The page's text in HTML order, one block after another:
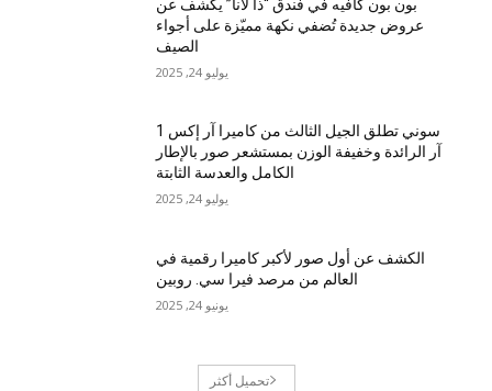
بون بون كافيه في فندق “ذا لانا” يكشف عن
عروض جديدة تُضفي نكهة مميّزة على أجواء
الصيف
يوليو 24, 2025
سوني تطلق الجيل الثالث من كاميرا آر إكس 1
آر الرائدة وخفيفة الوزن بمستشعر صور بالإطار
الكامل والعدسة الثابتة
يوليو 24, 2025
الكشف عن أول صور لأكبر كاميرا رقمية في
العالم من مرصد فيرا سي. روبين
يونيو 24, 2025
تحميل أكثر